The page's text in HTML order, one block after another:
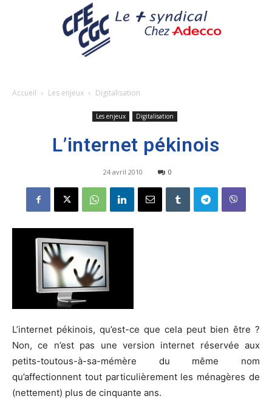
Accueil Les enjeux Digitalisation
Les enjeux Digitalisation
L’internet pékinois
24 avril 2010 0
L’internet pékinois, qu’est-ce que cela peut bien être ?
Non, ce n’est pas une version internet réservée aux
petits-toutous-à-sa-mémère du même nom
qu’affectionnent tout particulièrement les ménagères de
(nettement) plus de cinquante ans.